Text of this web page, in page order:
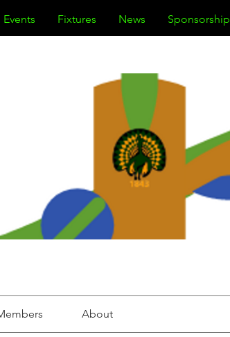
Events Fixtures News Sponsorship
About